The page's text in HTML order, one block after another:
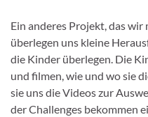
Ein anderes Projekt, das
überlegen uns kleine
die Kinder überlegen. Die
und filmen, wie und wo sie
sie uns die Videos zur
der Challenges bekommen